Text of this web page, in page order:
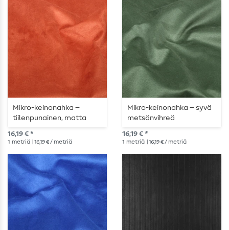
Mikro-keinonahka –
tiilenpunainen, matta
16,19 € *
1 metriä | 16,19 € / metriä
Mikro-keinonahka – syvä
metsänvihreä
16,19 € *
1 metriä | 16,19 € / metriä